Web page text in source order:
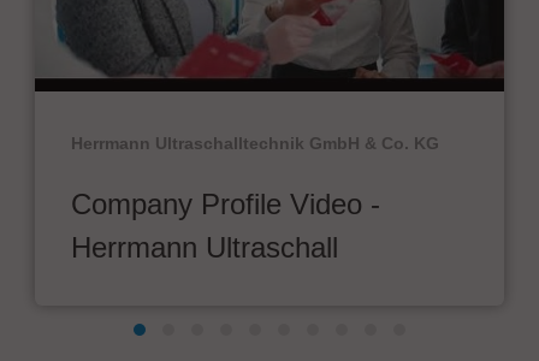
Herrmann Ultraschalltechnik GmbH & Co. KG
Company Profile Video -
Herrmann Ultraschall